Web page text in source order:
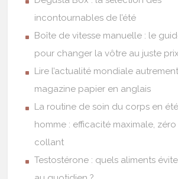
incontournables de l’été
Boîte de vitesse manuelle : le
pour changer la vôtre au juste prix
Lire l’actualité mondiale
magazine papier en anglais
La routine de soin du corps en
homme : efficacité maximale,
collant
Testostérone : quels aliments